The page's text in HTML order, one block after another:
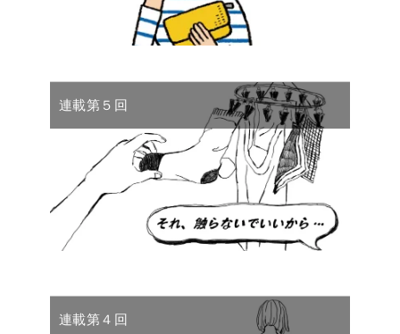
連載第５回
連載第４回